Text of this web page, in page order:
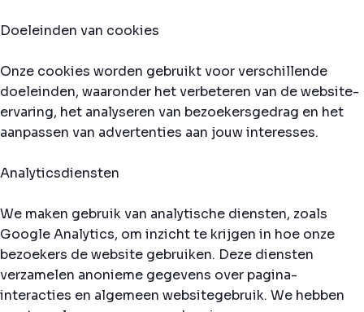
Doeleinden van cookies
Onze cookies worden gebruikt voor verschillende
doeleinden, waaronder het verbeteren van de website-
ervaring, het analyseren van bezoekersgedrag en het
aanpassen van advertenties aan jouw interesses.
Analyticsdiensten
We maken gebruik van analytische diensten, zoals
Google Analytics, om inzicht te krijgen in hoe onze
bezoekers de website gebruiken. Deze diensten
verzamelen anonieme gegevens over pagina-
interacties en algemeen websitegebruik. We hebben